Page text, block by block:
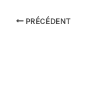
PRÉCÉDENT